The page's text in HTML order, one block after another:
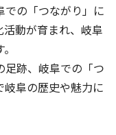
での「つながり」に
動が育まれ、岐阜
跡、岐阜での「つ
阜の歴史や魅力に